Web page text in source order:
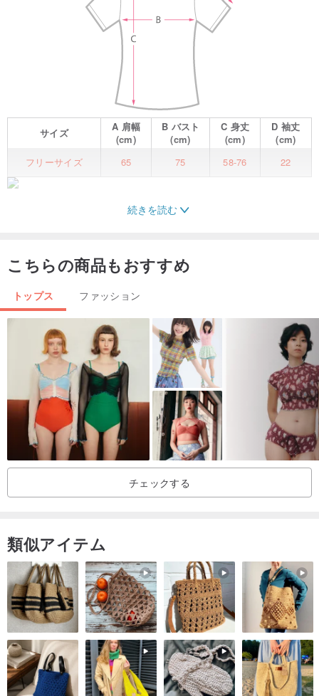
サイズ A 肩幅
(cm)
B バスト
(cm)
C 身丈
(cm)
D袖丈
(cm)
フリーサイズ
65 75 58-76 22
/その他の色/
www.pinkoi.com/product/tPdnsYxG
（ワイドナロースリーブサ
イドスリットトップホワイト）
www.pinkoi.com/product/tUqMA5ZG（ワイドナロースリーブサ
イドスリットトップグリーン）
トラップパンツホワイト）
www.pinkoi.com/product/fvdrNxfz（フル牛革シートノットビー
チサンダルブラウン）
グリーンオールドビーズピアス
/製品の説明とストーリー/
ワイドとワイドカラーのデザイン
続きを読む
こちらの商品もおすすめ
トップス ファッション
チェックする
類似アイテム